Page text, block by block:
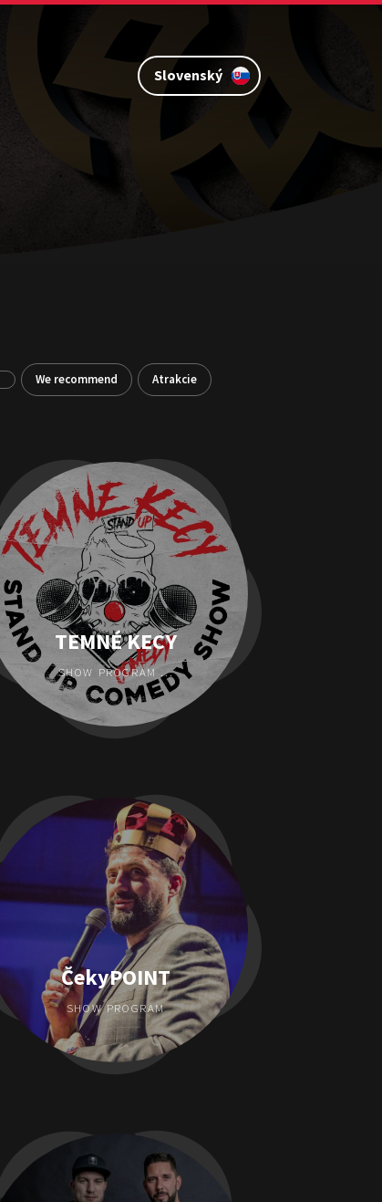
Slovenský
We recommend Atrakcie
TEMNÉ KECY
SHOW PROGRAM ...
ČekyPOINT
SHOW PROGRAM